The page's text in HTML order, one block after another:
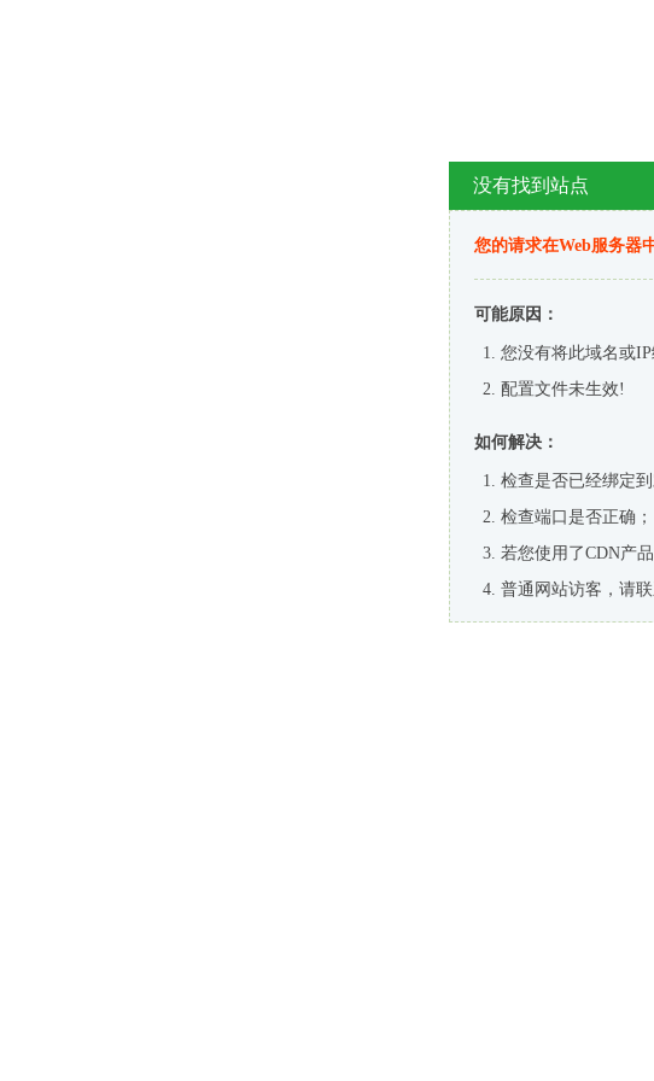
没有找到站点
您的请求在Web服务器
可能原因：
您没有将此域名或
配置文件未生效!
如何解决：
检查是否已经绑定
检查端口是否正确；
若您使用了CDN产
普通网站访客，请